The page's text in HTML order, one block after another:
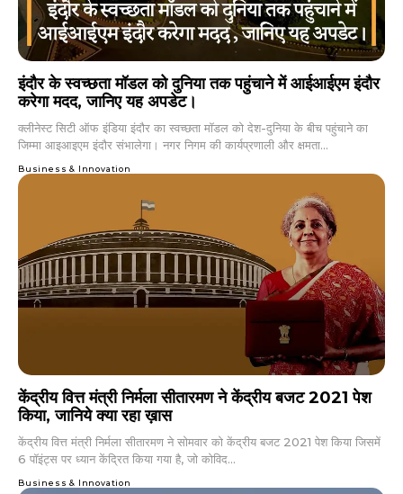
इंदौर के स्वच्छता मॉडल को दुनिया तक पहुंचाने में आईआईएम इंदौर
करेगा मदद, जानिए यह अपडेट।
क्लीनेस्ट सिटी ऑफ इंडिया इंदौर का स्वच्छता मॉडल को देश-दुनिया के बीच पहुंचाने का
जिम्मा आइआइएम इंदौर संभालेगा। नगर निगम की कार्यप्रणाली और क्षमता...
Business & Innovation
केंद्रीय वित्त मंत्री निर्मला सीतारमण ने केंद्रीय बजट 2021 पेश
किया, जानिये क्या रहा ख़ास
केंद्रीय वित्त मंत्री निर्मला सीतारमण ने सोमवार को केंद्रीय बजट 2021 पेश किया जिसमें
6 पॉइंट्स पर ध्यान केंद्रित किया गया है, जो कोविद...
Business & Innovation